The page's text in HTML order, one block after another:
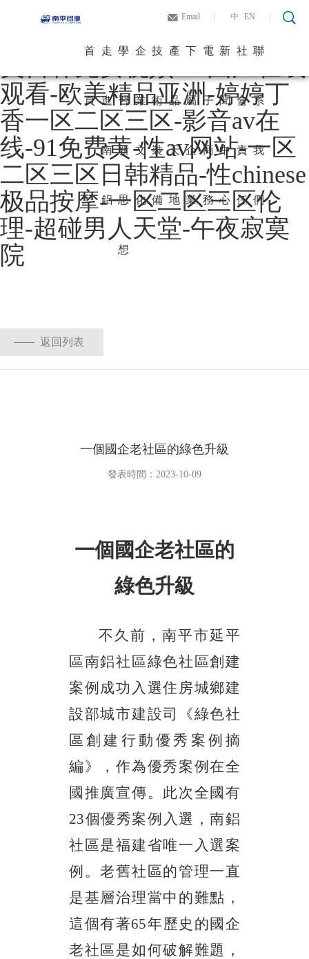
一级免费毛片-91蜜桃视频-
亚洲AV第二区国产精品-欧
观看-欧美精品亚洲-婷婷丁
香一区二区三区-影音av在
线-91免费黄-性av网站-一区
二区三区日韩精品-性chinese
极品按摩-一区二区三区伦
理-超碰男人天堂-午夜寂寞
院
中 EN
Email
首
頁
走
進
南
鋁
學
習
新
思
想
企
業
文
化
技
術
裝
備
產
品
天
地
下
屬
企
業
電
子
商
務
新
聞
中
心
社
會
責
任
聯
系
我
們
中 EN
返回列表
一個國企老社區的綠色升級
發表時間：2023-10-09
一個國企老社區的
綠色升級
不久前，南平市延平
區南鋁社區綠色社區創建
案例成功入選住房城鄉建
設部城市建設司《綠色社
區創建行動優秀案例摘
編》，作為優秀案例在全
國推廣宣傳。此次全國有
23個優秀案例入選，南鋁
社區是福建省唯一入選案
例。老舊社區的管理一直
是基層治理當中的難點，
這個有著65年歷史的國企
老社區是如何破解難題，